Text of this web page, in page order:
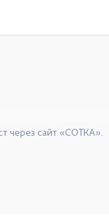
через сайт «СОТКА».